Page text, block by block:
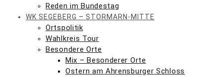
Reden im Bundestag
WK SEGEBERG – STORMARN-MITTE
Ortspolitik
Wahlkreis Tour
Besondere Orte
Mix – Besonderer Orte
Ostern am Ahrensburger Schloss